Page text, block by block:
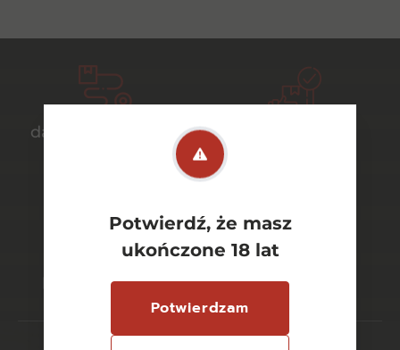
Potwierdź, że masz
ukończone 18 lat
Potwierdzam
darmowa dostawa
bezpieczne
płatności online
szeroki wybór
asortymentu